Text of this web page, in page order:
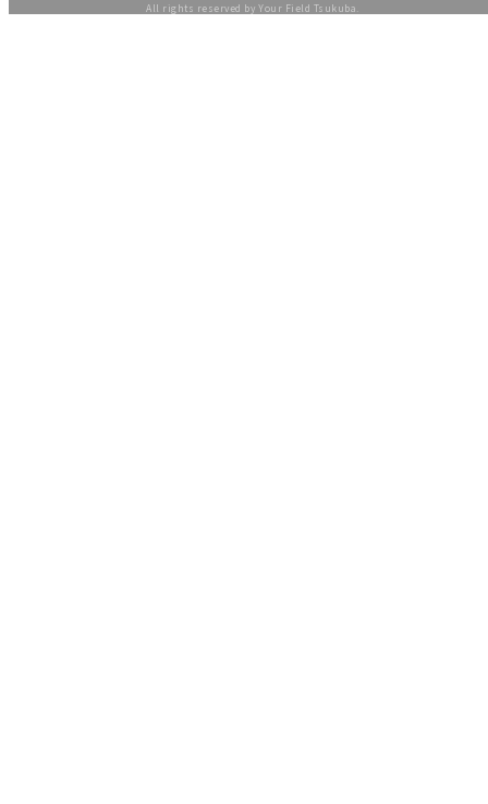
All rights reserved by Your Field Tsukuba.